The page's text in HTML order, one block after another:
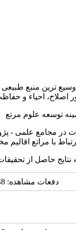
ترین منبع طبیعی
احیاء و
توسعه علوم مرتع
در مجامع علمی -
با مراتع اقالیم
حاصل از
دفعات مشاهده: 11248 بار |